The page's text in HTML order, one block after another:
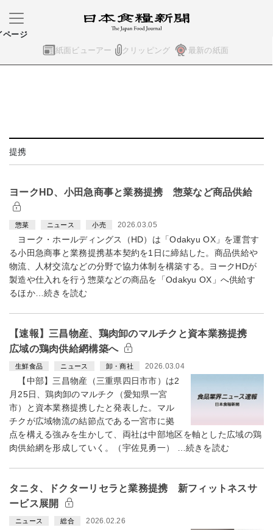
紙面ビューアー クリッピング 最新の紙面
ページ
提携
ヨークHD、小田急商事と業務提携 惣菜など商品供給
惣菜 ニュース 小売 2026.03.05
ヨーク・ホールディングス（HD）は「Odakyu OX」を運営す
る小田急商事と業務提携基本契約を1日に締結した。商品供給や
物流、人材交流などの分野で協力体制を構築する。ヨークHDが
製造や仕入れを行う惣菜などの商品を「Odakyu OX」へ供給す
るほか…続きを読む
【速報】三昌物産、鶏肉卸のマルチクと資本業務提携
広域の鶏肉供給網構築へ
生鮮食品 ニュース 卸・商社 2026.03.04
【中部】三昌物産（三重県四日市市）は2
月25日、鶏肉卸のマルチク（愛知県一宮
市）と資本業務提携したと発表した。マル
チクが広域物流の結節点である一宮市に拠
点を構える強みを生かして、両社は中部地区を軸とした広域の鶏
肉供給網を形成していく。（宇佐見勇一） …続きを読む
タニタ、ドクターリセラと業務提携 新フィットネスサ
ービス展開
ニュース 総合 2026.02.26